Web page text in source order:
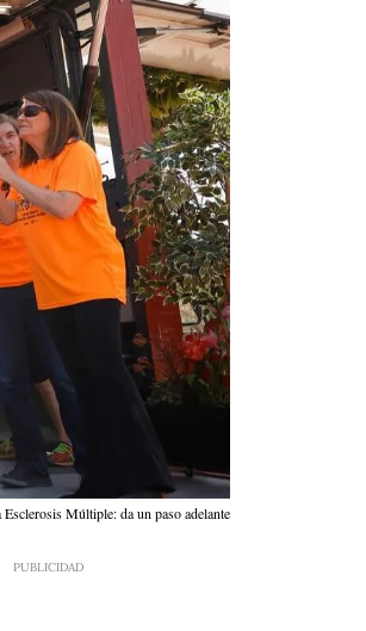
Múltiple: da un paso adelante